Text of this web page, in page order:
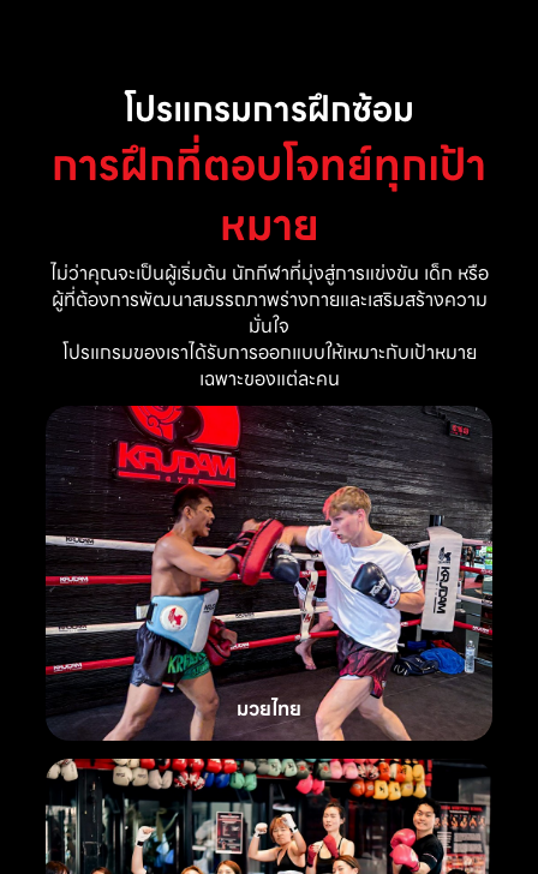
โปรแกรมการฝึกซ้อม
การฝึกที่ตอบโจทย์ทุกเป้า
หมาย
ไม่ว่าคุณจะเป็นผู้เริ่มต้น นักกีฬาที่มุ่งสู่การแข่งขัน เด็ก หรือ
ผู้ที่ต้องการพัฒนาสมรรถภาพร่างกายและเสริมสร้างความ
มั่นใจ
โปรแกรมของเราได้รับการออกแบบให้เหมาะกับเป้าหมาย
เฉพาะของแต่ละคน
มวยไทย